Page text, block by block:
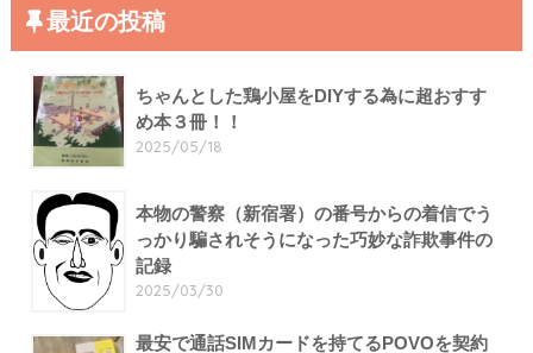
最近の投稿
ちゃんとした鶏小屋をDIYする為に超おすす
め本３冊！！
2025/05/18
本物の警察（新宿署）の番号からの着信でう
っかり騙されそうになった巧妙な詐欺事件の
記録
2025/03/30
最安で通話SIMカードを持てるPOVOを契約